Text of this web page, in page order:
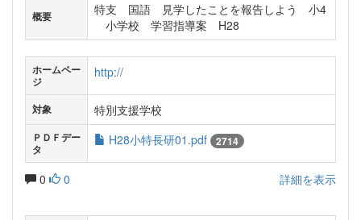
概要
特支 国語 見学したことを報告しよう 小4
小学校 学習指導案 H28
ホームペー
ジ
http://
対象 特別支援学校
ＰＤＦデー
タ
H28小特長研01.pdf 2714
0 0 詳細を表示